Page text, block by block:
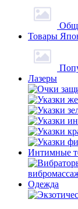
Товары
Лазеры
Интимные
Одежда